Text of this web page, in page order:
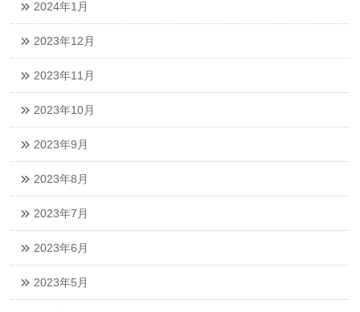
2024年1月
2023年12月
2023年11月
2023年10月
2023年9月
2023年8月
2023年7月
2023年6月
2023年5月